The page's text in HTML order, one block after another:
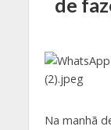
Na manhã